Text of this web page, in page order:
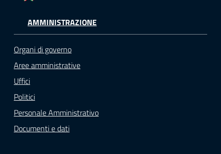
AMMINISTRAZIONE
Organi di governo
Aree amministrative
Uffici
Politici
Personale Amministrativo
Documenti e dati